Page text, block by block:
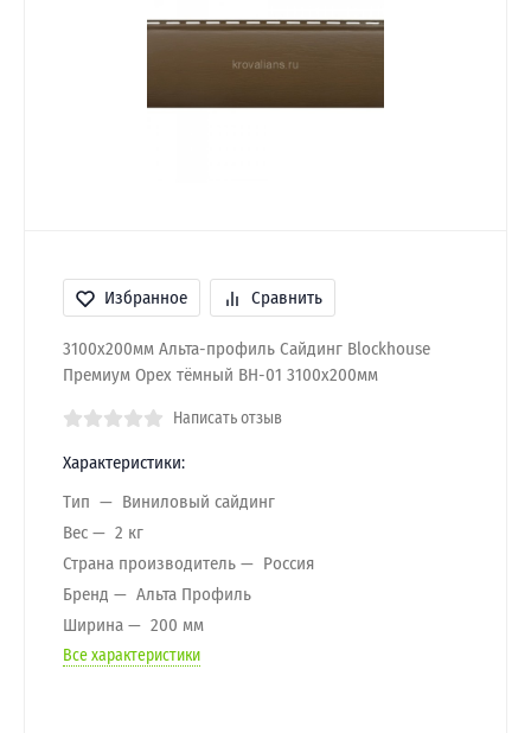
Избранное Сравнить
3100х200мм Альта-профиль Сайдинг Blockhouse
Премиум Орех тёмный ВН-01 3100х200мм
Написать отзыв
Характеристики:
Тип
Виниловый сайдинг
Вес
2 кг
Страна производитель
Россия
Бренд
Альта Профиль
Ширина
200 мм
Все характеристики